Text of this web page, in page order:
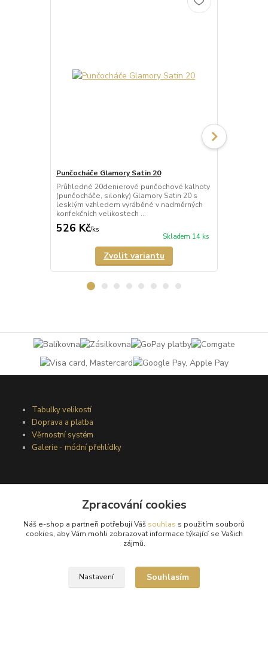
Punčocháče Glamory Satin 20
Průhledné 20denierové punčochové kalhoty
(punčocháče, silonky) Glamory Satin 20 s
lesklým vzhledem vyráběné v nadměrných
konfekčních velikostech ...
526 Kč/ks
Skladem 14 ks
Zvolit variantu
Tabulky velikostí
Doprava a platba
Věrnostní systém
Galerie - módní přehlídky
Obchodní podmínky
Ochrana osobních údajů
Kontakty
Reklamační řád
Zpracování cookies
Náš e-shop a partneři potřebují Váš souhlas s použitím souborů
cookies, aby Vám mohli zobrazovat informace týkající se Vašich
zájmů.
Nastavení Souhlasím